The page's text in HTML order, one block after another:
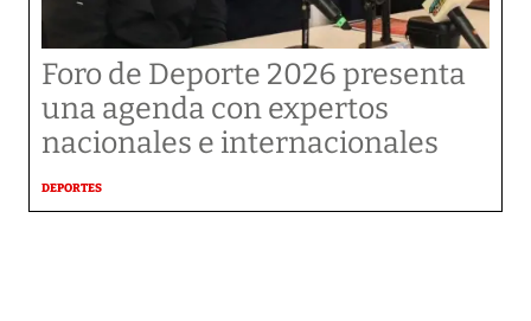
Foro de Deporte 2026 presenta
una agenda con expertos
nacionales e internacionales
DEPORTES